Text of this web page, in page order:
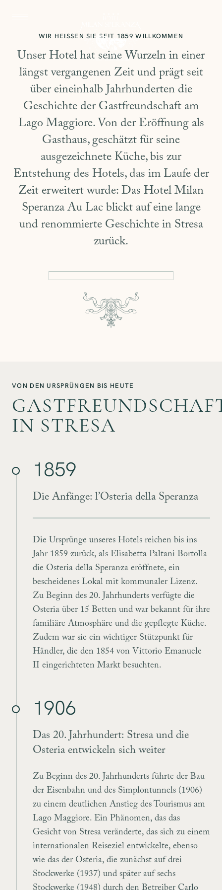
WIR HEISSEN SIE SEIT 1859 WILLKOMMEN
Unser Hotel hat seine Wurzeln in einer
längst vergangenen Zeit und prägt seit
über eineinhalb Jahrhunderten die
Geschichte der Gastfreundschaft am
Lago Maggiore. Von der Eröffnung als
Gasthaus, geschätzt für seine
ausgezeichnete Küche, bis zur
Entstehung des Hotels, das im Laufe der
Zeit erweitert wurde: Das Hotel Milan
Speranza Au Lac blickt auf eine lange
und renommierte Geschichte in Stresa
zurück.
VON DEN URSPRÜNGEN BIS HEUTE
IN STRESA
1859
Die Anfänge: l’Osteria della Speranza
Die Ursprünge unseres Hotels reichen bis ins
Jahr 1859 zurück, als Elisabetta Paltani Bortolla
die Osteria della Speranza eröffnete, ein
bescheidenes Lokal mit kommunaler Lizenz.
Zu Beginn des 20. Jahrhunderts verfügte die
Osteria über 15 Betten und war bekannt für ihre
familiäre Atmosphäre und die gepflegte Küche.
Zudem war sie ein wichtiger Stützpunkt für
Händler, die den 1854 von Vittorio Emanuele
II eingerichteten Markt besuchten.
1906
Das 20. Jahrhundert: Stresa und die
Osteria entwickeln sich weiter
Zu Beginn des 20. Jahrhunderts führte der Bau
der Eisenbahn und des Simplontunnels (1906)
zu einem deutlichen Anstieg des Tourismus am
Lago Maggiore. Ein Phänomen, das das
Gesicht von Stresa veränderte, das sich zu einem
internationalen Reiseziel entwickelte, ebenso
wie das der Osteria, die zunächst auf drei
Stockwerke (1937) und später auf sechs